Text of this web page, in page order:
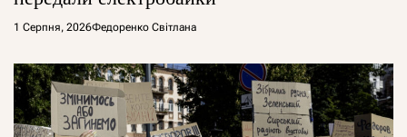
1 Серпня, 2026Федоренко Світлана